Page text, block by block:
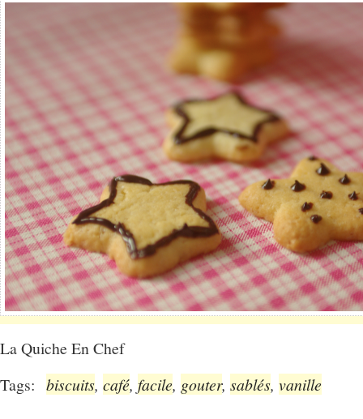
La Quiche En Chef
Tags: biscuits, café, facile, gouter, sablés, vanille